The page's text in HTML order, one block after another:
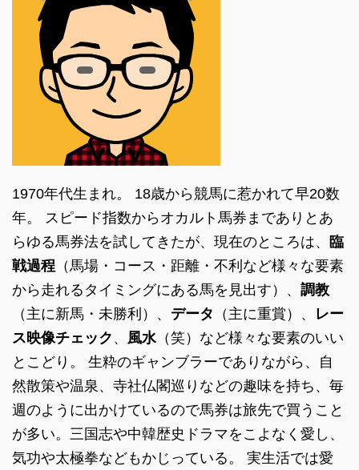
1970年代生まれ。 18歳から競馬に惹かれて早20数
年。 スピード指数からオカルト馬券までありとあ
らゆる馬券法を試してきたが、現在のところは、 臨
戦過程 （馬場・コース・距離・不利など様々な要素
から走れるタイミングにある馬を見出す）、 調教
（主に新馬・未勝利）、 データ （主に重賞）、 レー
ス映像チェック 、 風水（笑）など様々な要素のいい
とこどり。 生粋のギャンブラーでありながら、自
然散策や温泉、寺社仏閣巡りなどの趣味を持ち、毎
週のように出かけているので馬券は旅先で買うこと
が多い。三国志や中韓歴史ドラマをこよなく愛し、
気功や太極拳などもかじっている。 実生活では愛